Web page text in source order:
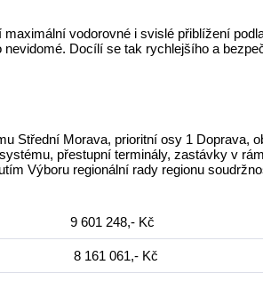
vodorovné i svislé přiblížení
Docílí se tak rychlejšího a
Střední Morava, prioritní osy 1 Doprava,
přestupní terminály, zastávky v
Výboru regionální rady regionu
9 601 248,- Kč
8 161 061,- Kč